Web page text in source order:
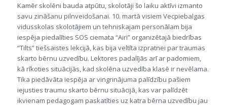
Kamēr skolēni bauda atpūtu, skolotāji šo laiku aktīvi izmanto
savu zināšanu pilnveidošanai. 10. martā visiem Vecpiebalgas
vidusskolas skolotājiem un tehniskajam personālam bija
iespēja piedalīties SOS ciemata “Airi” organizētajā biedrības
“Tilts” tiešsaistes lekcijā, kas bija veltīta izpratnei par traumas
skarto bērnu uzvedību. Lektores padalījās arī ar padomiem,
kā rīkoties situācijās, kad skolēna uzvedība klasē ir nevēlama.
Tika piedāvāta iespēja ar vingrinājuma palīdzību pašiem
iejusties traumu skarto bērnu situācijā, kas var palīdzēt
ikvienam pedagogam paskatīties uz katra bērna uzvedību jau